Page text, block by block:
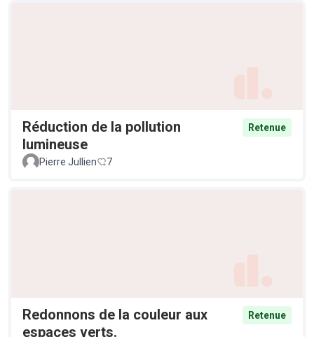
Réduction de la pollution
lumineuse
Retenue
Pierre Jullien 7
Redonnons de la couleur aux
espaces verts.
Retenue